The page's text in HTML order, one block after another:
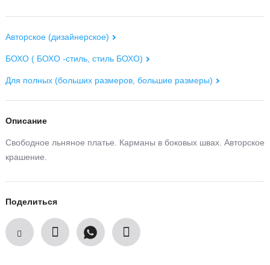
Авторское (дизайнерское)
БОХО ( БОХО -стиль, стиль БОХО)
Для полных (больших размеров, большие размеры)
Описание
Свободное льняное платье. Карманы в боковых швах. Авторское
крашение.
Поделиться